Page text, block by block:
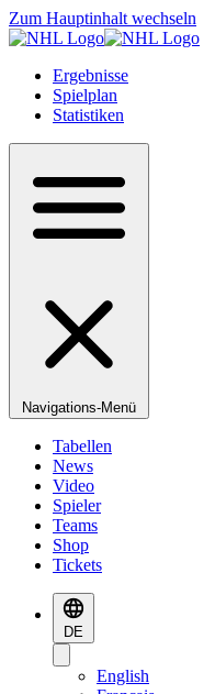
Zum Hauptinhalt wechseln
Ergebnisse
Spielplan
Statistiken
Navigations-Menü
Tabellen
News
Video
Spieler
Teams
Shop
Tickets
DE
English